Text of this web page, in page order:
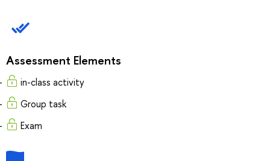
Assessment Elements
in-class activity
Group task
Exam